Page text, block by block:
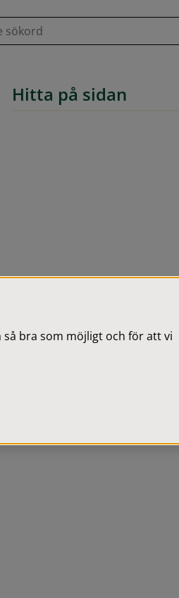
Hitta på sidan
så bra som möjligt och för att vi